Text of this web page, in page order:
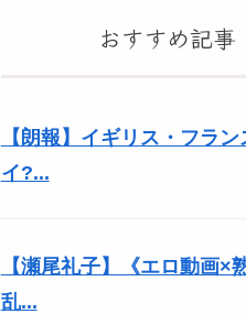
おすすめ記事
【朗報】イギリス・フラン
イ?...
【瀬尾礼子】《エロ動画×
乱...